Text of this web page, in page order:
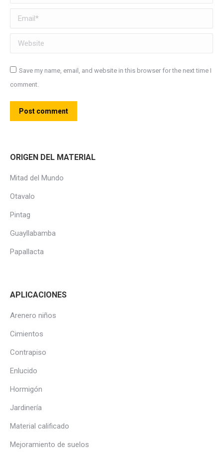
Email *
Website
Save my name, email, and website in this browser for the next time I
comment.
Post comment
ORIGEN DEL MATERIAL
Mitad del Mundo
Otavalo
Pintag
Guayllabamba
Papallacta
APLICACIONES
Arenero niños
Cimientos
Contrapiso
Enlucido
Hormigón
Jardinería
Material calificado
Mejoramiento de suelos